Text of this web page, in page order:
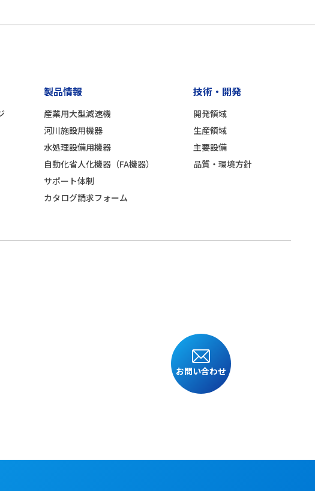
お問い合わせ
製品情報
産業用大型減速機
河川施設用機器
水処理設備用機器
自動化省人化機器（FA機器）
サポート体制
カタログ請求フォーム
技術・開発
開発領域
生産領域
主要設備
品質・環境方針